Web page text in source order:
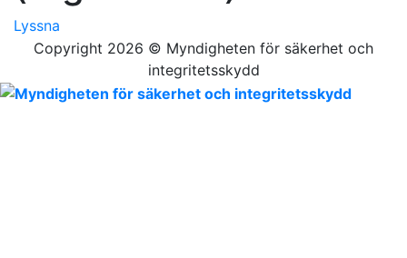
Lyssna
Copyright 2026 © Myndigheten för säkerhet och
integritetsskydd